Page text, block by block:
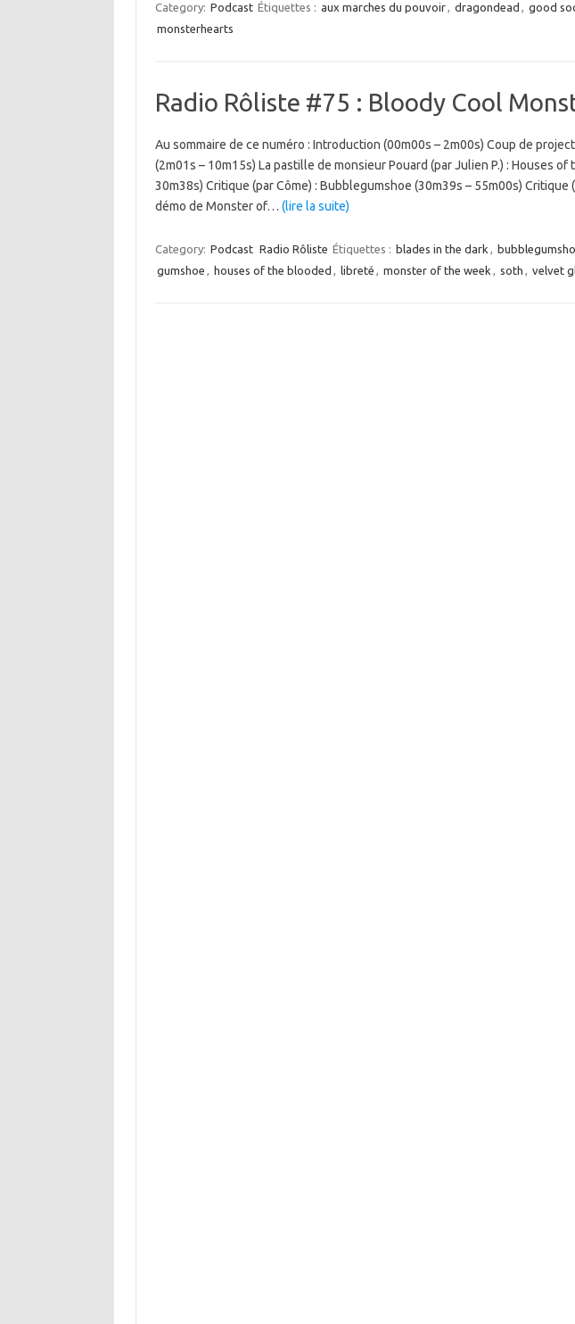
Category: Podcast Étiquettes : aux marches du pouvoir, dragondead , good
monsterhearts
Radio Rôliste #75 : Bloody Cool
Au sommaire de ce numéro : Introduction (00m00s – 2m00s) Coup de
(2m01s – 10m15s) La pastille de monsieur Pouard (par Julien P.) : Houses
30m38s) Critique (par Côme) : Bubblegumshoe (30m39s – 55m00s) Critique
démo de Monster of… (lire la suite)
Category: Podcast Radio Rôliste Étiquettes : blades in the dark ,
gumshoe , houses of the blooded , libreté , monster of the week , soth , velvet